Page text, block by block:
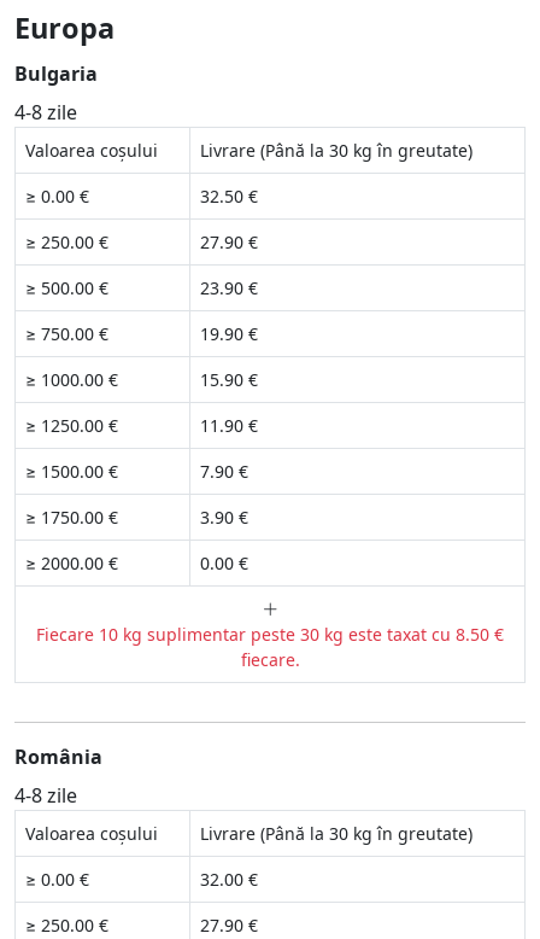
Europa
Bulgaria
4-8 zile
Valoarea coșului
Livrare (Până la 30 kg în greutate)
≥ 0.00 €
32.50 €
≥ 250.00 €
27.90 €
≥ 500.00 €
23.90 €
≥ 750.00 €
19.90 €
≥ 1000.00 €
15.90 €
≥ 1250.00 €
11.90 €
≥ 1500.00 €
7.90 €
≥ 1750.00 €
3.90 €
≥ 2000.00 €
0.00 €
Fiecare 10 kg suplimentar peste 30 kg este taxat cu 8.50 €
fiecare.
România
4-8 zile
Valoarea coșului
Livrare (Până la 30 kg în greutate)
≥ 0.00 €
32.00 €
≥ 250.00 €
27.90 €